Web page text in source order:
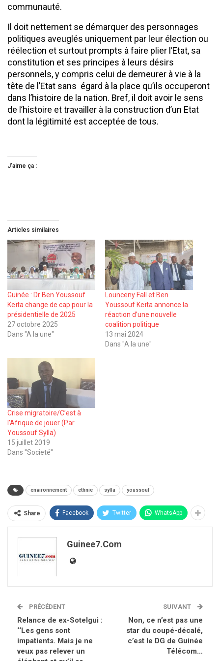
communauté.
Il doit nettement se démarquer des personnages
politiques aveuglés uniquement par leur élection ou
réélection et surtout prompts à faire plier l’Etat, sa
constitution et ses principes à leurs désirs
personnels, y compris celui de demeurer à vie à la
tête de l’Etat sans égard à la place qu’ils occuperont
dans l’histoire de la nation. Bref, il doit avoir le sens
de l’histoire et travailler à la construction d’un Etat
dont la légitimité est acceptée de tous.
J’aime ça :
Articles similaires
Guinée : Dr Ben Youssouf
Keïta change de cap pour la
présidentielle de 2025
27 octobre 2025
Dans "A la une"
Lounceny Fall et Ben
Youssouf Keïta annonce la
réaction d’une nouvelle
coalition politique
13 mai 2024
Dans "A la une"
Crise migratoire/C’est à
l’Afrique de jouer (Par
Youssouf Sylla)
15 juillet 2019
Dans "Societé"
environnement ethnie sylla youssouf
Share Facebook Twitter WhatsApp
Guinee7.com
PRÉCÉDENT
Relance de ex-Sotelgui :
‘‘Les gens sont
impatients. Mais je ne
veux pas relever un
SUIVANT
Non, ce n’est pas une
star du coupé-décalé,
c’est le DG de Guinée
Télécom…